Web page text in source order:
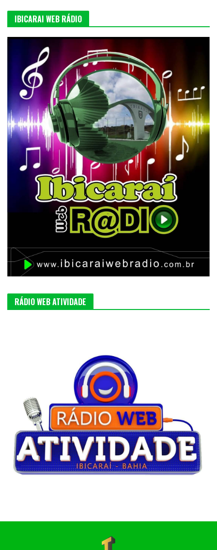
IBICARAI WEB RÁDIO
RÁDIO WEB ATIVIDADE